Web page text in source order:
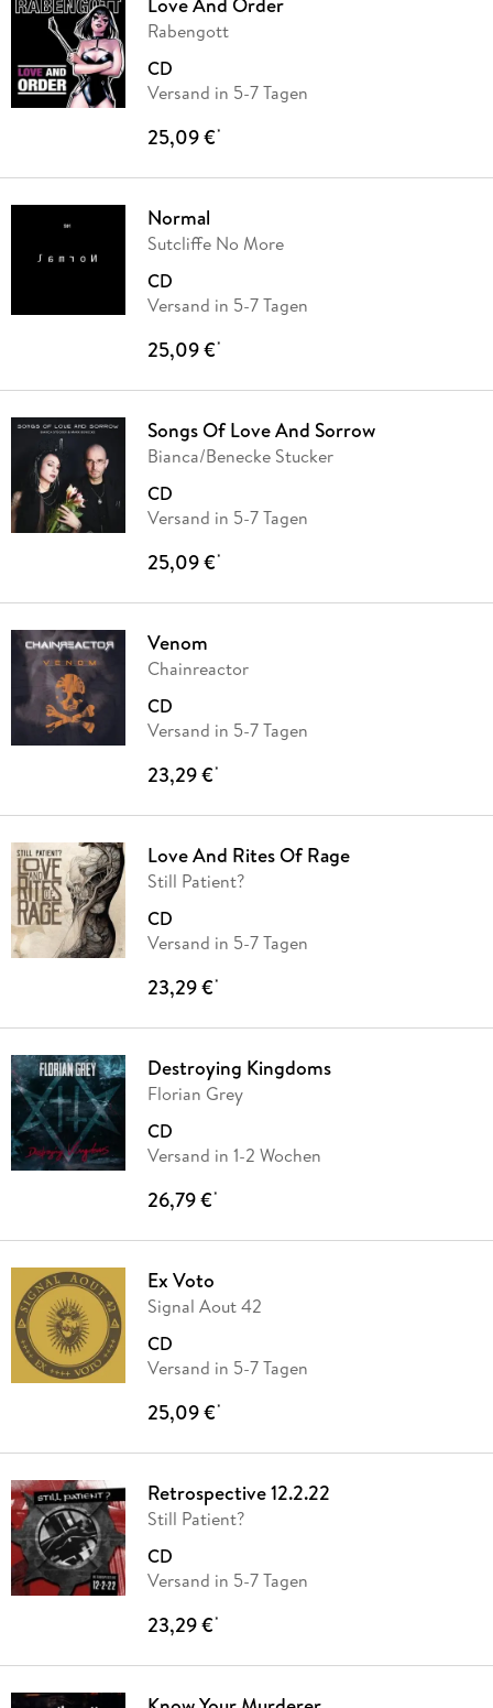
Rabengott
CD
Versand in 5-7 Tagen
25,09 €*
Normal
Sutcliffe No More
CD
Versand in 5-7 Tagen
25,09 €*
Songs Of Love And Sorrow
Bianca/Benecke Stucker
CD
Versand in 5-7 Tagen
25,09 €*
Venom
Chainreactor
CD
Versand in 5-7 Tagen
23,29 €*
Love And Rites Of Rage
Still Patient?
CD
Versand in 5-7 Tagen
23,29 €*
Destroying Kingdoms
Florian Grey
CD
Versand in 1-2 Wochen
26,79 €*
Ex Voto
Signal Aout 42
CD
Versand in 5-7 Tagen
25,09 €*
Retrospective 12.2.22
Still Patient?
CD
Versand in 5-7 Tagen
23,29 €*